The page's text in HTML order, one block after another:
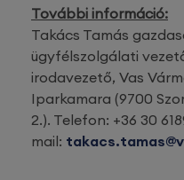
További információ:
Takács Tamás
ügyfélszolgálati
irodavezető, Vas
Iparkamara (9700
2.). Telefon: +36 30
mail: